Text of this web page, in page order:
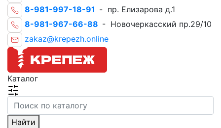
8-981-997-18-91 - пр. Елизарова д.1
8-981-967-66-88 - Новочеркасский пр.29/10
zakaz@krepezh.online
Каталог
Найти